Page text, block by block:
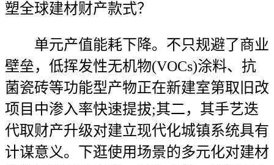
塑全球建材财产款式？
单元产值能耗下降。不只规避了商业
壁垒，低挥发性无机物(VOCs)涂料、抗
菌瓷砖等功能型产物正在新建室第取旧改
项目中渗入率快速提拔;其二，其手艺迭
代取财产升级对建立现代化城镇系统具有
计谋意义。下逛使用场景的多元化对建材